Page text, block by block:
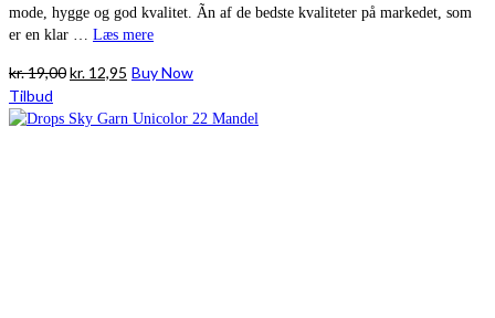
mode, hygge og god kvalitet. Ãn af de bedste kvaliteter på markedet, som
er en klar … Læs mere
kr.19,00Den
pris
kr. 12,95 Den
pris
Buy Now
Tilbud